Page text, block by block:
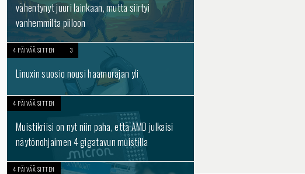
vähentynyt juuri lainkaan, mutta siirtyi
vanhemmilta piiloon
4 PÄIVÄÄ SITTEN 3
Linuxin suosio nousi haamurajan yli
4 PÄIVÄÄ SITTEN
Muistikriisi on nyt niin paha, että AMD julkaisi
näytönohjaimen 4 gigatavun muistilla
4 PÄIVÄÄ SITTEN